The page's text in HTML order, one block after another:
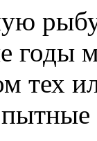
годы
тех